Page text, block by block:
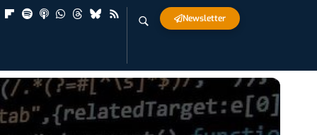
Newsletter